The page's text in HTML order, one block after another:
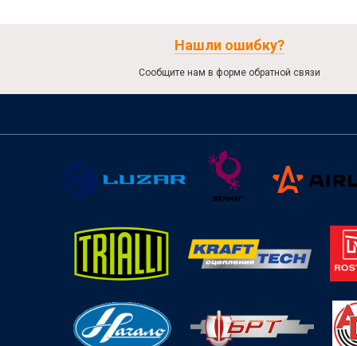
Нашли ошибку?
Сообщите нам в форме обратной связи